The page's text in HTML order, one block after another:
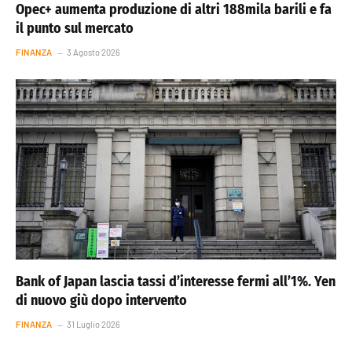
Opec+ aumenta produzione di altri 188mila barili e fa
il punto sul mercato
FINANZA 3 Agosto 2026
Bank of Japan lascia tassi d’interesse fermi all’1%. Yen
di nuovo giù dopo intervento
FINANZA 31 Luglio 2026